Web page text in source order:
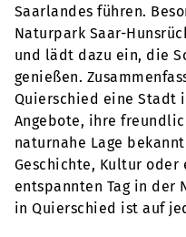
Saarlandes führen.
Naturpark Saar-
und lädt dazu ein, die
genießen.
Quierschied eine Stadt
Angebote, ihre
naturnahe Lage
Geschichte, Kultur oder
entspannten Tag in der
in Quierschied ist auf